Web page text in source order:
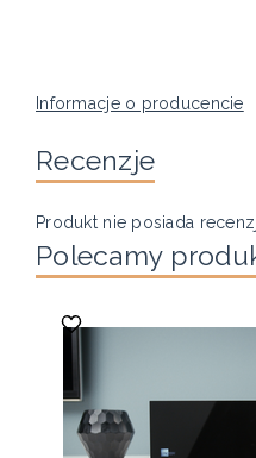
Informacje o producencie
Recenzje
Produkt nie posiada
Polecamy